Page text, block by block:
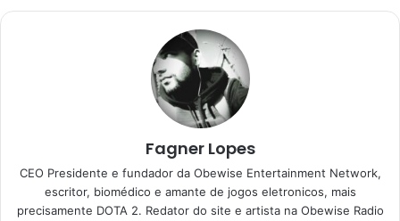
Fagner Lopes
CEO Presidente e fundador da Obewise Entertainment Network,
escritor, biomédico e amante de jogos eletronicos, mais
precisamente DOTA 2. Redator do site e artista na Obewise Radio